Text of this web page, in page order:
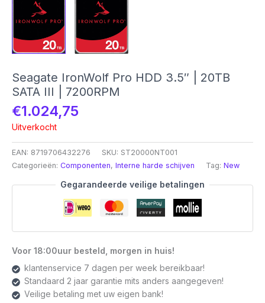
Seagate IronWolf Pro HDD 3.5″ | 20TB
SATA III | 7200RPM
€1.024,75
Uitverkocht
EAN: 8719706432276 SKU: ST20000NT001
Categorieën: Componenten, Interne harde schijven Tag: New
Gegarandeerde veilige betalingen
Voor 18:00uur besteld, morgen in huis!
klantenservice 7 dagen per week bereikbaar!
Standaard 2 jaar garantie mits anders aangegeven!
Veilige betaling met uw eigen bank!